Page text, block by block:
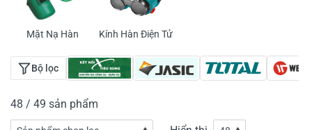
Mặt Nạ Hàn Kính Hàn Điện Tử
Bộ lọc
48 / 49 sản phẩm